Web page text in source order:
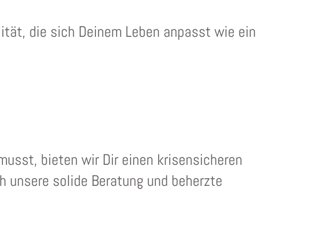
die sich Deinem Leben anpasst wie ein
bieten wir Dir einen krisensicheren
solide Beratung und beherzte